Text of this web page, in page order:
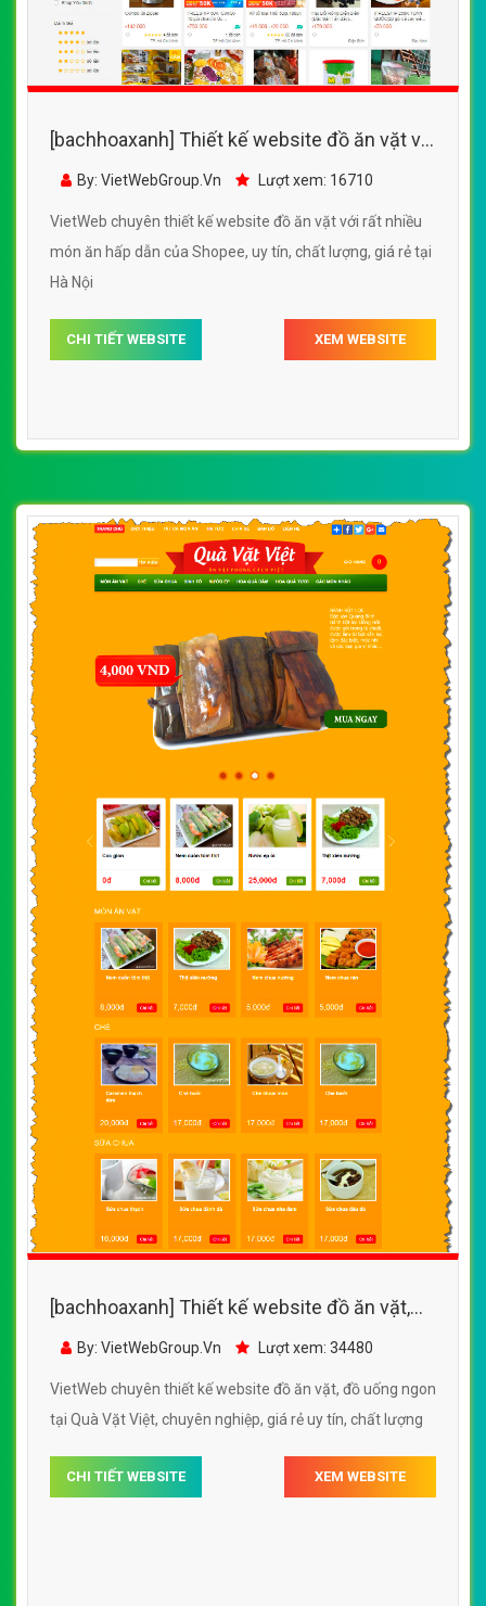
[bachhoaxanh] Thiết kế website đồ ăn vặt với
rất nhiều món ăn hấp dẫn của Shopee
By: VietWebGroup.Vn Lượt xem: 16710
VietWeb chuyên thiết kế website đồ ăn vặt với rất nhiều
món ăn hấp dẫn của Shopee, uy tín, chất lượng, giá rẻ tại
Hà Nội
CHI TIẾT WEBSITE XEM WEBSITE
[bachhoaxanh] Thiết kế website đồ ăn vặt,
đồ uống ngon tại Quà Vặt Việt
By: VietWebGroup.Vn Lượt xem: 34480
VietWeb chuyên thiết kế website đồ ăn vặt, đồ uống ngon
tại Quà Vặt Việt, chuyên nghiệp, giá rẻ uy tín, chất lượng
CHI TIẾT WEBSITE XEM WEBSITE